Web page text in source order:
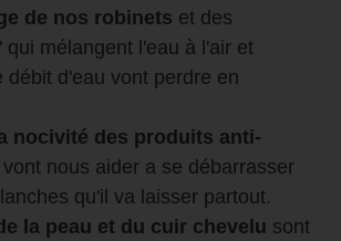
de nos robinets et des
qui mélangent l'eau à l'air et
débit d'eau vont perdre en
nocivité des produits anti-
vont nous aider a se débarrasser
qu'il va laisser partout.
la peau et du cuir chevelu sont